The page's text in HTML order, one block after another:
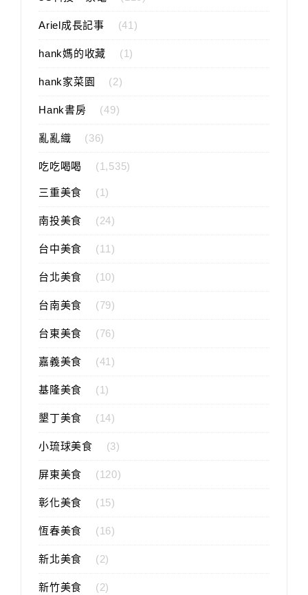
Ariel成長記事 (41)
hank媽的收藏 (1)
hank家菜園 (2)
Hank書房 (49)
亂亂織 (36)
吃吃喝喝 (1,535)
三重美食 (1)
南投美食 (24)
台中美食 (11)
台北美食 (10)
台南美食 (79)
台東美食 (76)
嘉義美食 (41)
基隆美食 (1)
墾丁美食 (14)
小琉球美食 (3)
屏東美食 (120)
彰化美食 (15)
恆春美食 (16)
新北美食 (2)
新竹美食 (2)